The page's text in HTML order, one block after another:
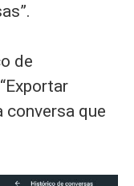
de
conversa que